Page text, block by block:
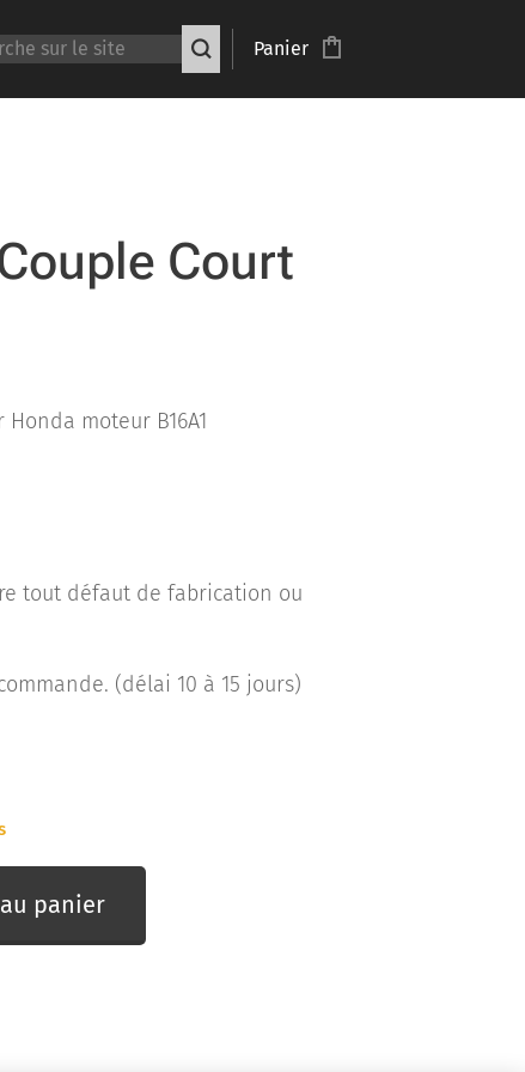
Panier
Court
moteur B16A1
tout défaut de fabrication ou
(délai 10 à 15 jours)
panier